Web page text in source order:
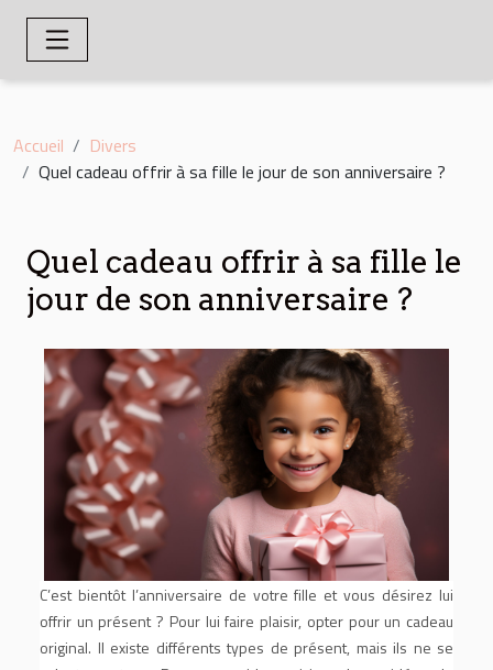
Accueil
Divers
Quel cadeau offrir à sa fille le jour de son anniversaire ?
Quel cadeau offrir à sa fille le
jour de son anniversaire ?
C’est bientôt l’anniversaire de votre fille et vous désirez lui
offrir un présent ? Pour lui faire plaisir, opter pour un cadeau
original. Il existe différents types de présent, mais ils ne se